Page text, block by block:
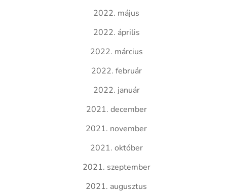
2022. május
2022. április
2022. március
2022. február
2022. január
2021. december
2021. november
2021. október
2021. szeptember
2021. augusztus